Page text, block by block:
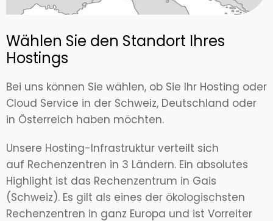
Wählen Sie den Standort Ihres
Hostings
Bei uns können Sie wählen, ob Sie Ihr Hosting oder
Cloud Service in der Schweiz, Deutschland oder
in Österreich haben möchten.
Unsere Hosting-Infrastruktur verteilt sich
auf Rechenzentren in 3 Ländern. Ein absolutes
Highlight ist das Rechenzentrum in Gais
(Schweiz). Es gilt als eines der ökologischsten
Rechenzentren in ganz Europa und ist Vorreiter